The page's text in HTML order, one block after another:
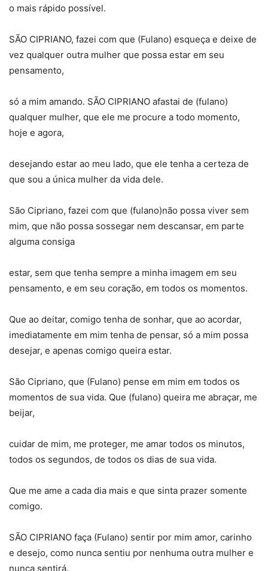
o mais rápido possível.
SÃO CIPRIANO, fazei com que (Fulano) esqueça e deixe de
vez qualquer outra mulher que possa estar em seu
pensamento,
só a mim amando. SÃO CIPRIANO afastai de (fulano)
qualquer mulher, que ele me procure a todo momento,
hoje e agora,
desejando estar ao meu lado, que ele tenha a certeza de
que sou a única mulher da vida dele.
São Cipriano, fazei com que (fulano)não possa viver sem
mim, que não possa sossegar nem descansar, em parte
alguma consiga
estar, sem que tenha sempre a minha imagem em seu
pensamento, e em seu coração, em todos os momentos.
Que ao deitar, comigo tenha de sonhar, que ao acordar,
imediatamente em mim tenha de pensar, só a mim possa
desejar, e apenas comigo queira estar.
São Cipriano, que (Fulano) pense em mim em todos os
momentos de sua vida. Que (fulano) queira me abraçar, me
beijar,
cuidar de mim, me proteger, me amar todos os minutos,
todos os segundos, de todos os dias de sua vida.
Que me ame a cada dia mais e que sinta prazer somente
comigo.
SÃO CIPRIANO faça (Fulano) sentir por mim amor, carinho
e desejo, como nunca sentiu por nenhuma outra mulher e
nunca sentirá.